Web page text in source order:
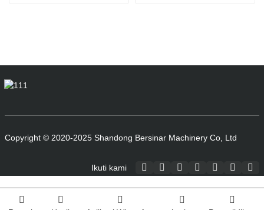
Copyright © 2020-2025 Shandong Bersinar Machinery Co, Ltd
Ikuti kami